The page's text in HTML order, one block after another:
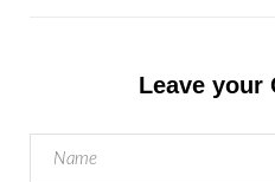
Leave your